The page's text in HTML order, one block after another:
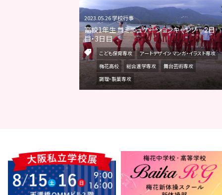
2023.05.26 学校行事
高校1年生 コミニュケーションキャンプ 2日
目・3日目
こども保育専攻
アートデザイン マンガ・イラスト専攻
梅花高校
総合進学専攻
舞台芸術専攻
調理・製菓専攻